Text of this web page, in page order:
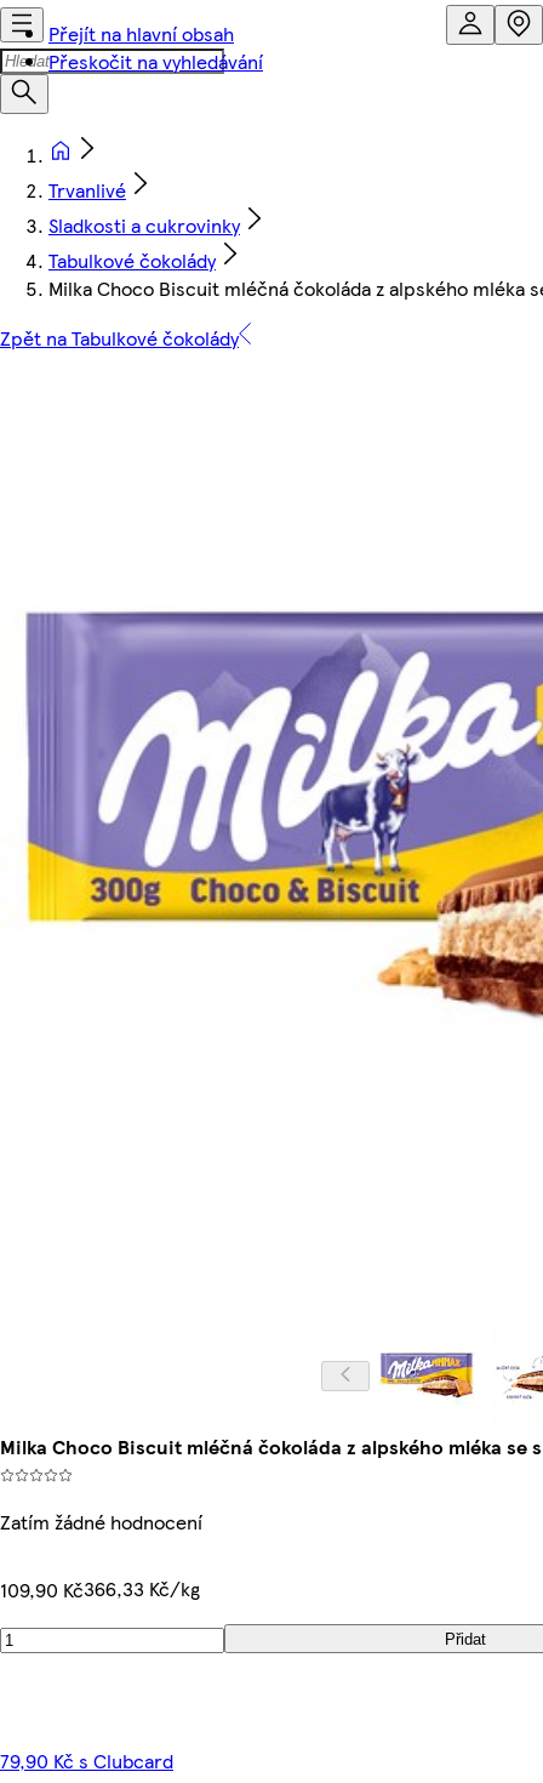
Přejít na hlavní obsah
Přeskočit na vyhledávání
Trvanlivé
Sladkosti a cukrovinky
Tabulkové čokolády
Milka Choco Biscuit mléčná čokoláda z alpského mléka
Zpět na Tabulkové čokolády
Milka Choco Biscuit mléčná čokoláda z alpského mléka se
Zatím žádné hodnocení
109,90 Kč366,33 Kč/kg
Přidat
79,90 Kč s Clubcard